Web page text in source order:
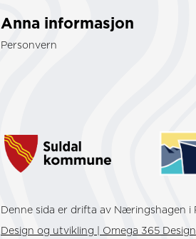
Anna informasjon
Personvern
Denne sida er drifta av Næringshagen i
Design og utvikling | Omega 365 Design